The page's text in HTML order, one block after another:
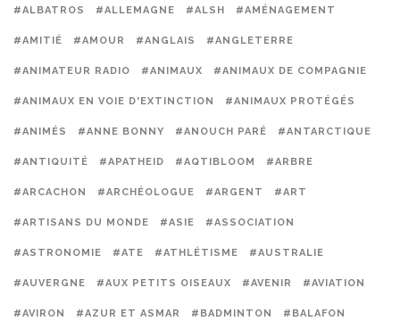
#ALBATROS #ALLEMAGNE #ALSH #AMÉNAGEMENT
#AMITIÉ #AMOUR #ANGLAIS #ANGLETERRE
#ANIMATEUR RADIO #ANIMAUX #ANIMAUX DE COMPAGNIE
#ANIMAUX EN VOIE D'EXTINCTION #ANIMAUX PROTÉGÉS
#ANIMÉS #ANNE BONNY #ANOUCH PARÉ #ANTARCTIQUE
#ANTIQUITÉ #APATHEID #AQTIBLOOM #ARBRE
#ARCACHON #ARCHÉOLOGUE #ARGENT #ART
#ARTISANS DU MONDE #ASIE #ASSOCIATION
#ASTRONOMIE #ATE #ATHLÉTISME #AUSTRALIE
#AUVERGNE #AUX PETITS OISEAUX #AVENIR #AVIATION
#AVIRON #AZUR ET ASMAR #BADMINTON #BALAFON